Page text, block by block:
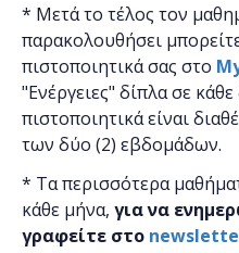
* Μετά το τέλος τον
παρακολουθήσει
πιστοποιητικά ​σας στο
"Ενέργειες" δίπλα σε
πιστοποιητικά είναι
των δύο (2) εβδομάδων.
* Τα περισσότερα
κάθε μήνα, για να
γραφείτε στο